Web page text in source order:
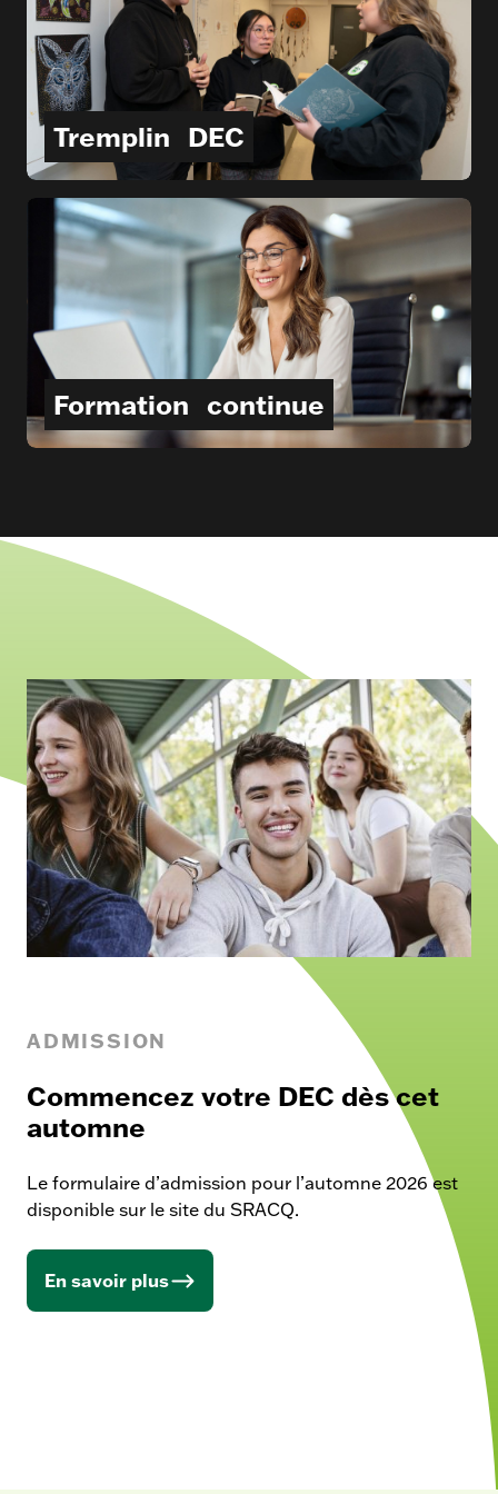
Tremplin DEC
Formation continue
ADMISSION
Commencez votre DEC dès cet
automne
Le formulaire d’admission pour l’automne 2026 est
disponible sur le site du SRACQ.
En savoir plus